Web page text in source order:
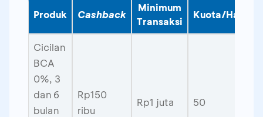
Produk Cashback
Minimum
Transaksi
Kuota/Hari
Cicilan
BCA
0%, 3
dan 6
bulan
Rp150
ribu
Rp1 juta 50